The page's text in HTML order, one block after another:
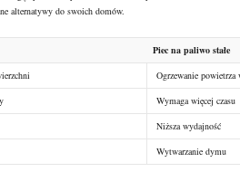
alternatywy do swoich domów.
Piec na paliwo stałe
Ogrzewanie powietrza
Wymaga więcej czasu
Niższa wydajność
Wytwarzanie dymu